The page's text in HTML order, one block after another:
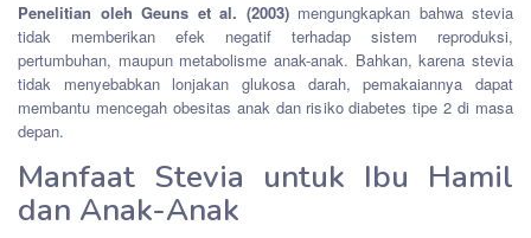
Penelitian oleh Geuns et al. (2003)mengungkapkan bahwa stevia
tidak memberikan efek negatif terhadap sistem reproduksi,
pertumbuhan, maupun metabolisme anak-anak. Bahkan, karena stevia
tidak menyebabkan lonjakan glukosa darah, pemakaiannya dapat
membantu mencegah obesitas anak dan risiko diabetes tipe 2 di masa
depan.
Manfaat Stevia untuk Ibu Hamil
dan Anak-Anak